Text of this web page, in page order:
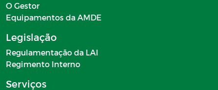
O Gestor
Equipamentos da AMDE
Legislação
Regulamentação da LAI
Regimento Interno
Serviços